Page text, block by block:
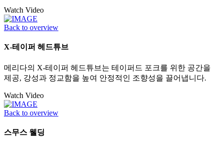
Watch Video
Back to overview
X-테이퍼 헤드튜브
메리다의 X-테이퍼 헤드튜브는 테이퍼드 포크를 위한 공간을
제공, 강성과 정교함을 높여 안정적인 조향성을 끌어냅니다.
Watch Video
Back to overview
스무스 웰딩